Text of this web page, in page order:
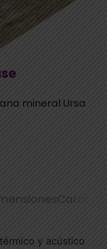
mineral Ursa
y acústico